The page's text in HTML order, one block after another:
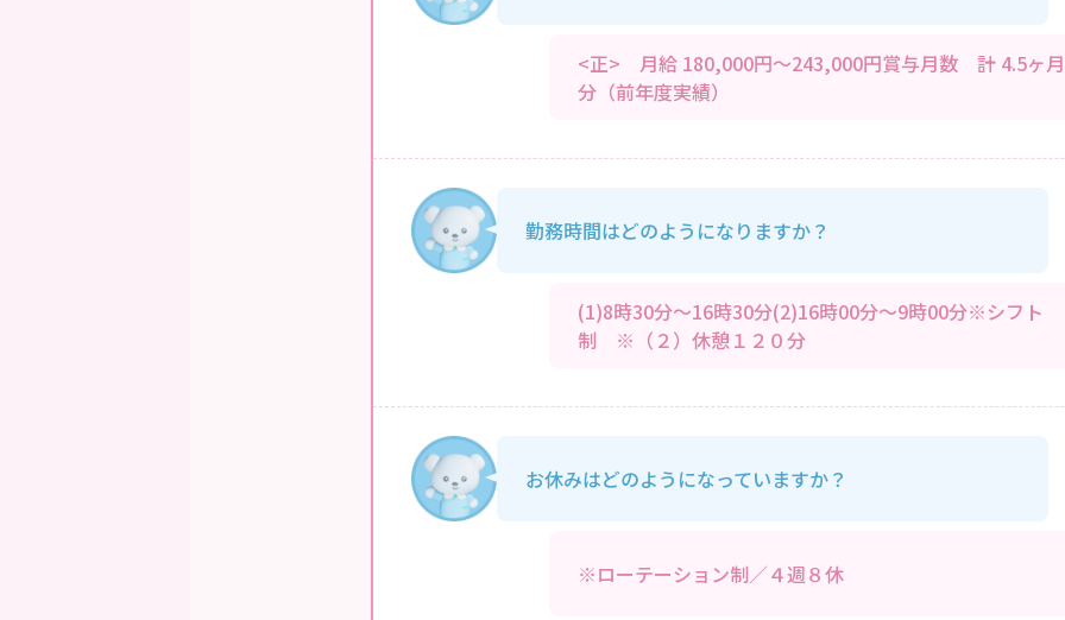
<正> 月給 180,000円～243,000円賞与月数 計 4.5ヶ月
分（前年度実績）
勤務時間はどのようになりますか？
(1)8時30分～16時30分(2)16時00分～9時00分※シフト
制 ※（２）休憩１２０分
お休みはどのようになっていますか？
※ローテーション制／４週８休